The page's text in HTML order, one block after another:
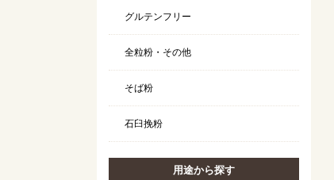
グルテンフリー
全粒粉・その他
そば粉
石臼挽粉
用途から探す